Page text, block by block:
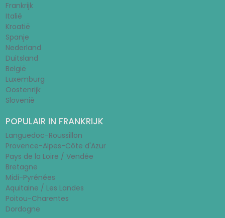
Frankrijk
Italië
Kroatië
Spanje
Nederland
Duitsland
België
Luxemburg
Oostenrijk
Slovenië
POPULAIR IN FRANKRIJK
Languedoc-Roussillon
Provence-Alpes-Côte d'Azur
Pays de la Loire / Vendée
Bretagne
Midi-Pyrénées
Aquitaine / Les Landes
Poitou-Charentes
Dordogne